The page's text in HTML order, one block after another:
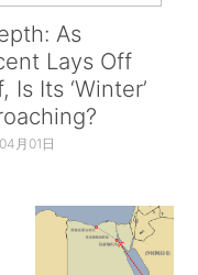
As
Lays Off
Is Its ‘Winter’
月01日